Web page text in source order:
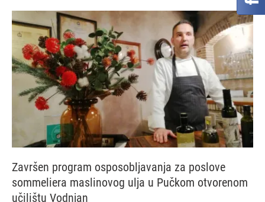
Završen program osposobljavanja za poslove
sommeliera maslinovog ulja u Pučkom otvorenom
učilištu Vodnjan